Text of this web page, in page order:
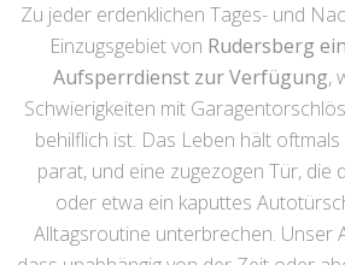
Zu jeder erdenklichen Tages- und
Einzugsgebiet von Rudersberg
Aufsperrdienst zur Verfügung,
Schwierigkeiten mit
behilflich ist. Das Leben hält
parat, und eine zugezogen Tür, die
oder etwa ein kaputtes
Alltagsroutine unterbrechen. Unser